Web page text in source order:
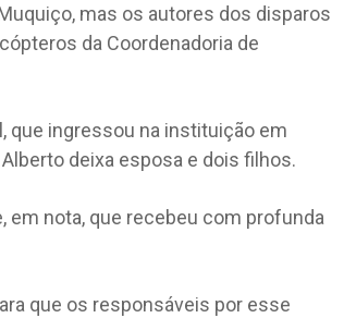
mas os autores dos disparos
da Coordenadoria de
que ingressou na instituição em
deixa esposa e dois filhos.
em nota, que recebeu com profunda
que os responsáveis por esse